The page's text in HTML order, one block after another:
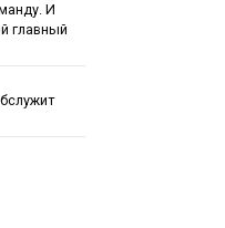
И
главный